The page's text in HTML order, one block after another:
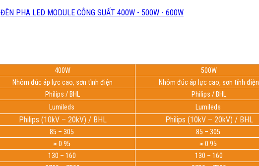
ĐÈN PHA LED MODULE CÔNG SUẤT 400W - 500W - 600W
400W 500W
Nhôm đúc áp lực cao, sơn tĩnh điện Nhôm đúc áp lực cao, sơn tĩnh điện
Philips / BHL Philips / BHL
Lumileds Lumileds
Philips (10kV – 20kV) / BHL Philips (10kV – 20kV) / BHL
85 – 305 85 – 305
≥ 0.95 ≥ 0.95
130 – 160 130 – 160